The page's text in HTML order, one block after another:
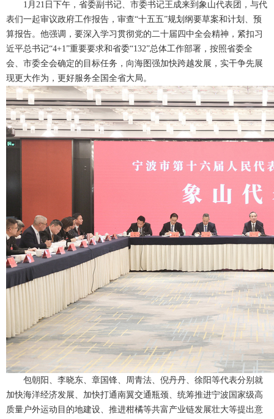
1月21日下午，省委副书记、市委书记王成来到象山代表团，与代
表们一起审议政府工作报告，审查“十五五”规划纲要草案和计划、预
算报告。他强调，要深入学习贯彻党的二十届四中全会精神，紧扣习
近平总书记“4+1”重要要求和省委“132”总体工作部署，按照省委全
会、市委全会确定的目标任务，向海图强加快跨越发展，实干争先展
现更大作为，更好服务全国全省大局。
包朝阳、李晓东、章国锋、周青法、倪丹丹、徐阳等代表分别就
加快海洋经济发展、加快打通南翼交通瓶颈、统筹推进宁波国家级高
质量户外运动目的地建设、推进柑橘等共富产业链发展壮大等提出意